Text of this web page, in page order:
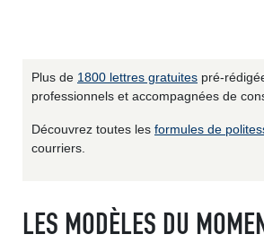
Plus de 1800 lettres gratuites pré-
professionnels et accompagnées de
Découvrez toutes les formules de
courriers.
LES MODÈLES DU